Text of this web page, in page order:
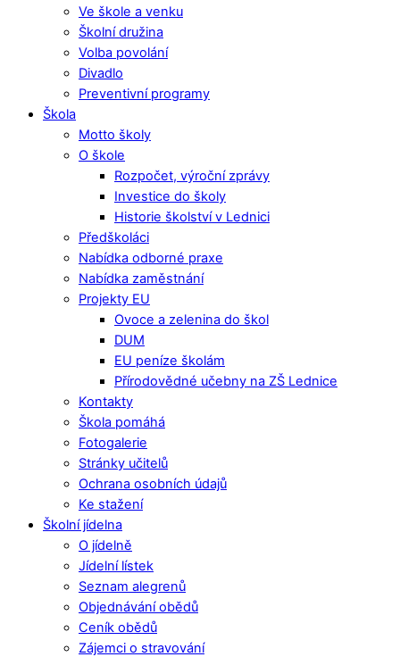
Ve škole a venku
Školní družina
Volba povolání
Divadlo
Preventivní programy
Škola
Motto školy
O škole
Rozpočet, výroční zprávy
Investice do školy
Historie školství v Lednici
Předškoláci
Nabídka odborné praxe
Nabídka zaměstnání
Projekty EU
Ovoce a zelenina do škol
DUM
EU peníze školám
Přírodovědné učebny na ZŠ Lednice
Kontakty
Škola pomáhá
Fotogalerie
Stránky učitelů
Ochrana osobních údajů
Ke stažení
Školní jídelna
O jídelně
Jídelní lístek
Seznam alegrenů
Objednávání obědů
Ceník obědů
Zájemci o stravování